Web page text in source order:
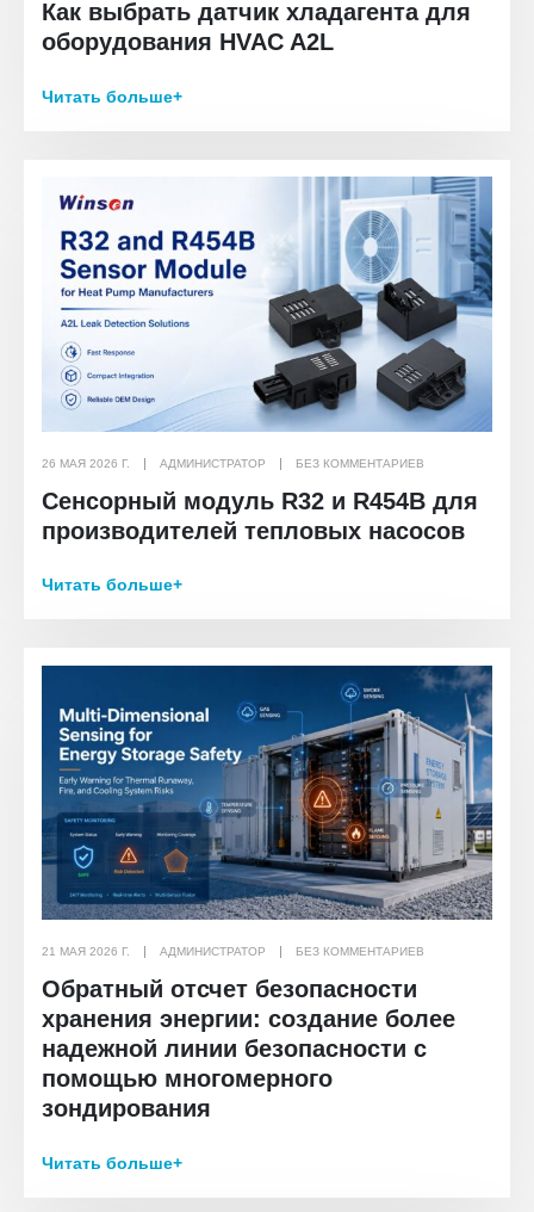
Как выбрать датчик хладагента для
оборудования HVAC A2L
Читать больше+
26 МАЯ 2026 Г. АДМИНИСТРАТОР БЕЗ КОММЕНТАРИЕВ
Сенсорный модуль R32 и R454B для
производителей тепловых насосов
Читать больше+
21 МАЯ 2026 Г. АДМИНИСТРАТОР БЕЗ КОММЕНТАРИЕВ
Обратный отсчет безопасности
хранения энергии: создание более
надежной линии безопасности с
помощью многомерного
зондирования
Читать больше+